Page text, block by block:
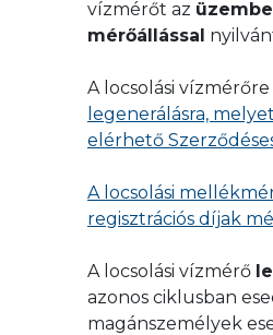
szereplő
Személyes
vételéhez
biztonsági
Az alábbi
helyezéshez:
az FCSM Zrt.
formában
bemutatni),
számlázásba
vízmérőt az
mérőállással
A locsolási
legenerálásra,
elérhető
A locsolási
regisztrációs díjak
A locsolási vízmérő
azonos ciklusban
magánszemélyek